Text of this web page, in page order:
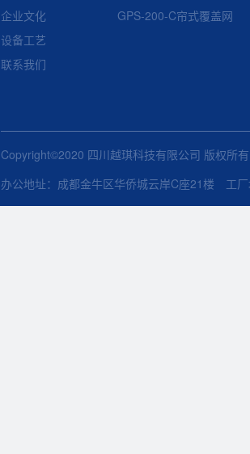
企业文化
设备工艺
联系我们
GPS-200-C帘式覆盖网
Copyright©2020 四川越琪科技有限公司 版权所
办公地址：成都金牛区华侨城云岸C座21楼 工